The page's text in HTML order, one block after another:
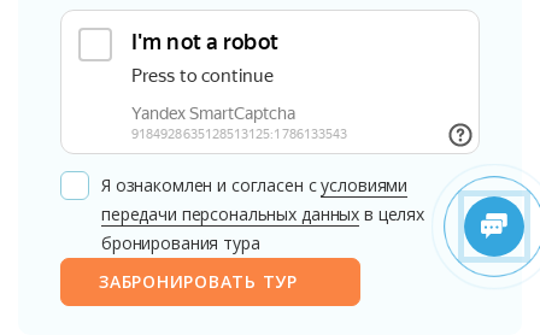
Я ознакомлен и согласен сусловиями
передачи персональных данных в целях
бронирования тура
ЗАБРОНИРОВАТЬ ТУР